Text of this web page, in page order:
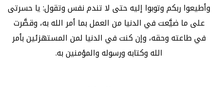
وأطيعوا ربكم وتوبوا إليه حتى لا تندم نفس وتقول: يا حسرتى
على ما ضيَّعت في الدنيا من العمل بما أمر الله به، وقصَّرت
في طاعته وحقه، وإن كنت في الدنيا لمن المستهزئين بأمر
الله وكتابه ورسوله والمؤمنين به.